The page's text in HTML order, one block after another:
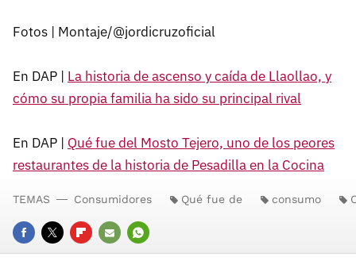
Fotos | Montaje/@jordicruzoficial
En DAP | La historia de ascenso y caída de Llaollao, y
cómo su propia familia ha sido su principal rival
En DAP | Qué fue del Mosto Tejero, uno de los peores
restaurantes de la historia de Pesadilla en la Cocina
FACEBOOK
TWITTERFLIPBOARD
E-
WHATSAPP
TEMAS Consumidores Qué fue de consumo